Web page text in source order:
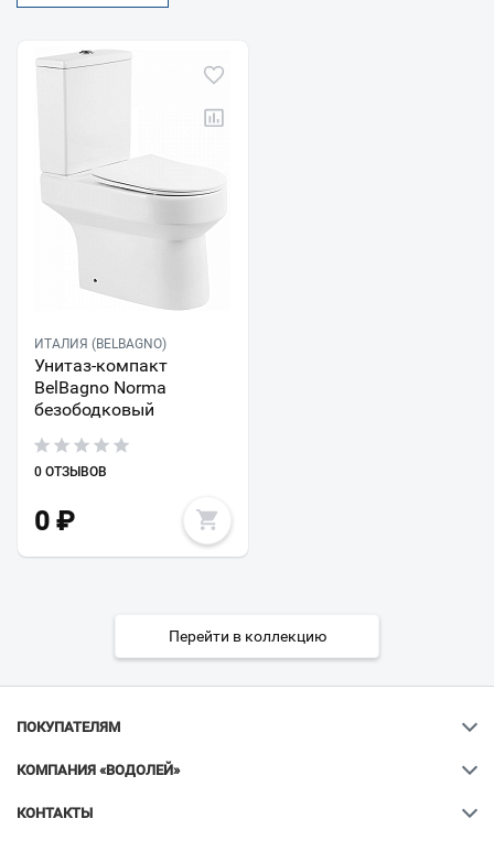
ИТАЛИЯ (BELBAGNO)
Унитаз-компакт
BelBagno Norma
безободковый
0 ОТЗЫВОВ
0 ₽
Перейти в коллекцию
ПОКУПАТЕЛЯМ
КОМПАНИЯ «ВОДОЛЕЙ»
КОНТАКТЫ